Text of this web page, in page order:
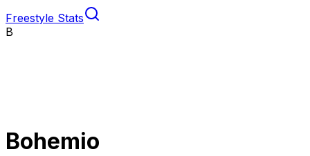
Freestyle Stats
B
Bohemio